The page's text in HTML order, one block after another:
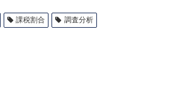
課税割合 調査分析